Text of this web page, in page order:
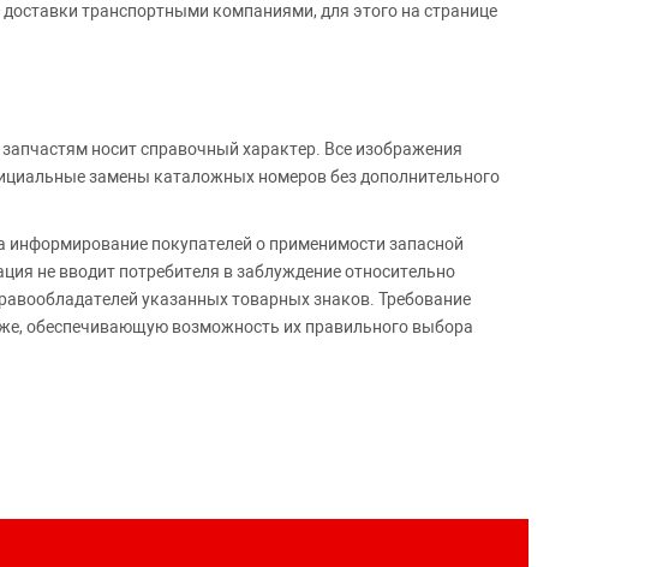
транспортными компаниями, для этого на странице
носит справочный характер. Все изображения
замены каталожных номеров без дополнительного
покупателей о применимости запасной
не вводит потребителя в заблуждение относительно
указанных товарных знаков. Требование
обеспечивающую возможность их правильного выбора